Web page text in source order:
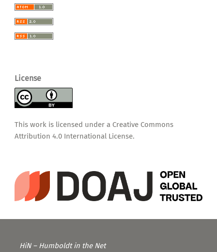
License
This work is licensed under a Creative Commons
Attribution 4.0 International License.
HiN – Humboldt in the Net